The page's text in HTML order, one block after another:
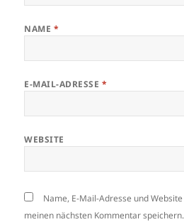
NAME *
E-MAIL-ADRESSE *
WEBSITE
Name, E-Mail-Adresse und
meinen nächsten Kommentar speichern.